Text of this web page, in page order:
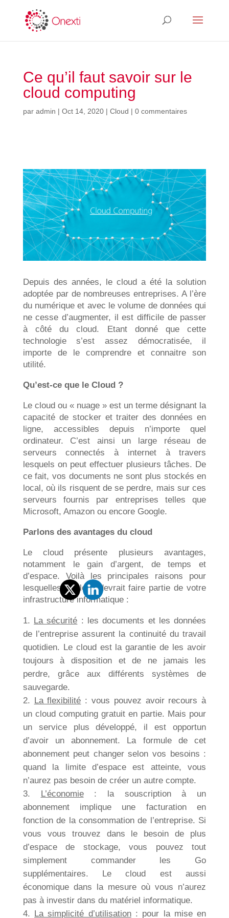
Ce qu’il faut savoir sur le
cloud computing
par admin | Oct 14, 2020| Cloud | 0 commentaires
Depuis des années, le cloud a été la solution
adoptée par de nombreuses entreprises. A l’ère
du numérique et avec le volume de données qui
ne cesse d’augmenter, il est difficile de passer
à côté du cloud. Etant donné que cette
technologie s’est assez démocratisée, il
importe de le comprendre et connaitre son
utilité.
Qu’est-ce que le Cloud ?
Le cloud ou « nuage » est un terme désignant la
capacité de stocker et traiter des données en
ligne, accessibles depuis n’importe quel
ordinateur. C’est ainsi un large réseau de
serveurs connectés à internet à travers
lesquels on peut effectuer plusieurs tâches. De
ce fait, vos documents ne sont plus stockés en
local, où ils risquent de se perdre, mais sur ces
serveurs fournis par entreprises telles que
Microsoft, Amazon ou encore Google.
Parlons des avantages du cloud
Le cloud présente plusieurs avantages,
notamment le gain d’argent, de temps et
d’espace. Voilà les principales raisons pour
lesquelles le cloud devrait faire partie de votre
infrastructure informatique :
La sécurité : les documents et les données
de l’entreprise assurent la continuité du travail
quotidien. Le cloud est la garantie de les avoir
toujours à disposition et de ne jamais les
perdre, grâce aux différents systèmes de
sauvegarde.
La flexibilité : vous pouvez avoir recours à
un cloud computing gratuit en partie. Mais pour
un service plus développé, il est opportun
d’avoir un abonnement. La formule de cet
abonnement peut changer selon vos besoins :
quand la limite d’espace est atteinte, vous
n’aurez pas besoin de créer un autre compte.
L’économie: la souscription à un
abonnement implique une facturation en
fonction de la consommation de l’entreprise. Si
vous vous trouvez dans le besoin de plus
d’espace de stockage, vous pouvez tout
simplement commander les Go
supplémentaires. Le cloud est aussi
économique dans la mesure où vous n’aurez
pas à investir dans du matériel informatique.
La simplicité d’utilisation: pour la mise en